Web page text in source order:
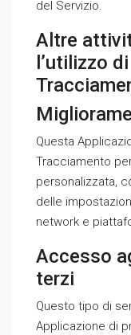
del Servizio.
Altre
l’utilizzo
Questa
Tracciamento
personalizzata,
delle
network e
Accesso
terzi
Questo tipo di
Applicazione di